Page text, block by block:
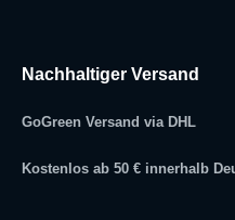
Nachhaltiger Versand
GoGreen Versand via DHL
Kostenlos ab 50 € innerhalb